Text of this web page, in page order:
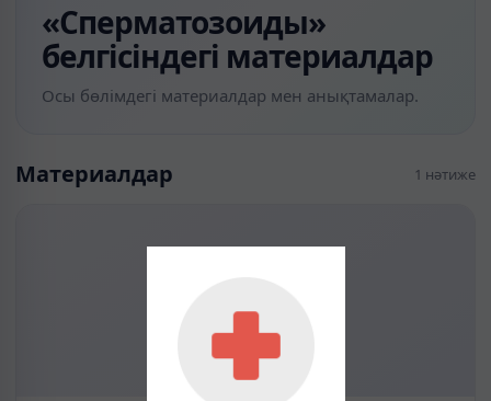
«Сперматозоиды»
белгісіндегі материалдар
Осы бөлімдегі материалдар мен анықтамалар.
Материалдар 1 нәтиже